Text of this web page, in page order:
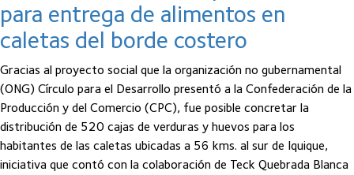
para entrega de alimentos en
caletas del borde costero
Gracias al proyecto social que la organización no gubernamental
(ONG) Círculo para el Desarrollo presentó a la Confederación de la
Producción y del Comercio (CPC), fue posible concretar la
distribución de 520 cajas de verduras y huevos para los
habitantes de las caletas ubicadas a 56 kms. al sur de Iquique,
iniciativa que contó con la colaboración de Teck Quebrada Blanca